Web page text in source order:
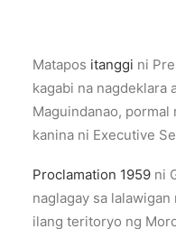
Matapos itanggi ni
kagabi na nagdeklara
Maguindanao, pormal
kanina ni Executive
Proclamation 1959 ni
naglagay sa
ilang teritoryo ng